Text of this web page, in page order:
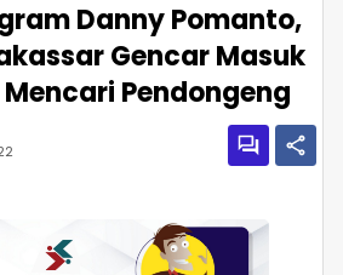
Danny Pomanto,
Gencar Masuk
Pendongeng